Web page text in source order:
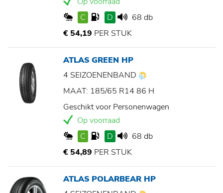
C
D
68 db
€ 54,19 PER STUK
ATLAS GREEN HP
4 SEIZOENENBAND
MAAT: 185/65 R14 86 H
Geschikt voor Personenwagen
Op voorraad
C
D
68 db
€ 54,89 PER STUK
ATLAS POLARBEAR HP